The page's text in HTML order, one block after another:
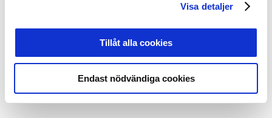
Visa detaljer
Tillåt alla cookies
Endast nödvändiga cookies
2. Isak Pettersson, IFK Norrköping 95